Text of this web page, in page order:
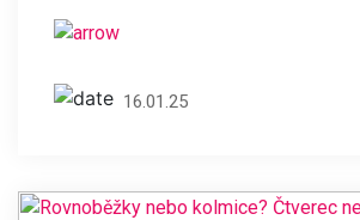
16.01.25